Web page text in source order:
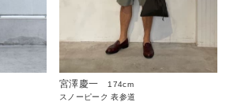
宮澤慶一
174cm
スノーピーク 表参道